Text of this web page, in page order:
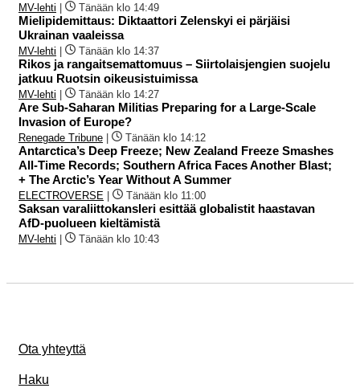
MV-lehti Tänään klo 14:49
Mielipidemittaus: Diktaattori Zelenskyi ei pärjäisi
Ukrainan vaaleissa
MV-lehti Tänään klo 14:37
Rikos ja rangaitsemattomuus – Siirtolaisjengien suojelu
jatkuu Ruotsin oikeusistuimissa
MV-lehti Tänään klo 14:27
Are Sub-Saharan Militias Preparing for a Large-Scale
Invasion of Europe?
Renegade Tribune Tänään klo 14:12
Antarctica’s Deep Freeze; New Zealand Freeze Smashes
All-Time Records; Southern Africa Faces Another Blast;
+ The Arctic’s Year Without A Summer
ELECTROVERSE Tänään klo 11:00
Saksan varaliittokansleri esittää globalistit haastavan
AfD-puolueen kieltämistä
MV-lehti Tänään klo 10:43
Ota yhteyttä
Haku